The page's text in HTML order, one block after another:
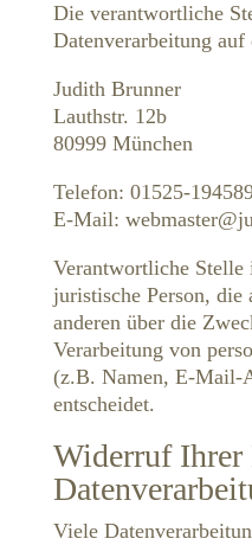
Die verantwortliche
Datenverarbeitung auf
Judith Brunner
Lauthstr. 12b
80999 München
Telefon: 01525-
E-Mail:
Verantwortliche Stelle
juristische Person,
anderen über die
Verarbeitung von
(z.B. Namen, E-Mail-
entscheidet.
Widerruf
Viele